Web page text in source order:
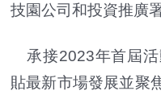
技園公司和投資推廣
承接2023年首屆活
貼最新市場發展並聚